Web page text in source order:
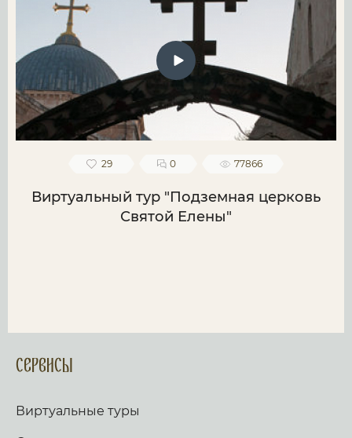
29 0 77866
Виртуальный тур "Подземная церковь
Святой Елены"
Сервисы
Виртуальные туры